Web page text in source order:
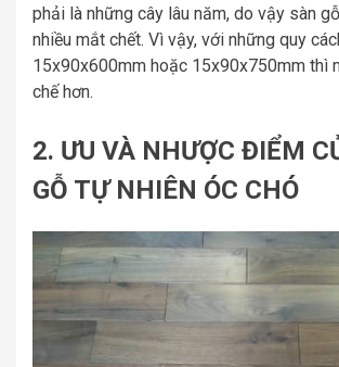
phải là những cây lâu năm, do vậy sàn
nhiều mắt chết. Vì vậy, với những quy
15x90x600mm hoặc 15x90x750mm thì
chế hơn.
2. ƯU VÀ NHƯỢC ĐIỂM
GỖ TỰ NHIÊN ÓC CHÓ